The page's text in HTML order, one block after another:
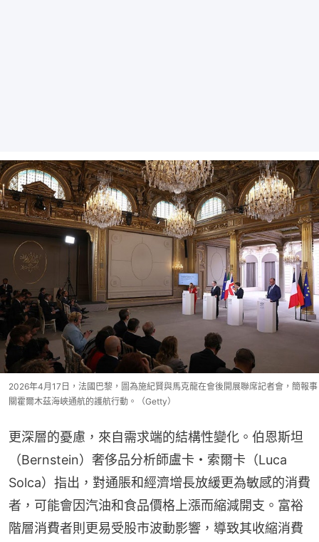
2026年4月17日，法國巴黎，圖為施紀賢與馬克龍在會後開展聯席記者會，簡報事
關霍爾木茲海峽通航的護航行動。（Getty）
更深層的憂慮，來自需求端的結構性變化。伯恩斯坦
（Bernstein）奢侈品分析師盧卡・索爾卡（Luca
Solca）指出，對通脹和經濟增長放緩更為敏感的消費
者，可能會因汽油和食品價格上漲而縮減開支。富裕
階層消費者則更易受股市波動影響，導致其收縮消費